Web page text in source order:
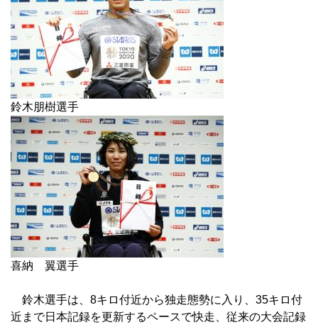
鈴木朋樹選手
喜納 翼選手
鈴木選手は、8キロ付近から独走態勢に入り、35キロ付
近まで日本記録を更新するペースで快走、従来の大会記録